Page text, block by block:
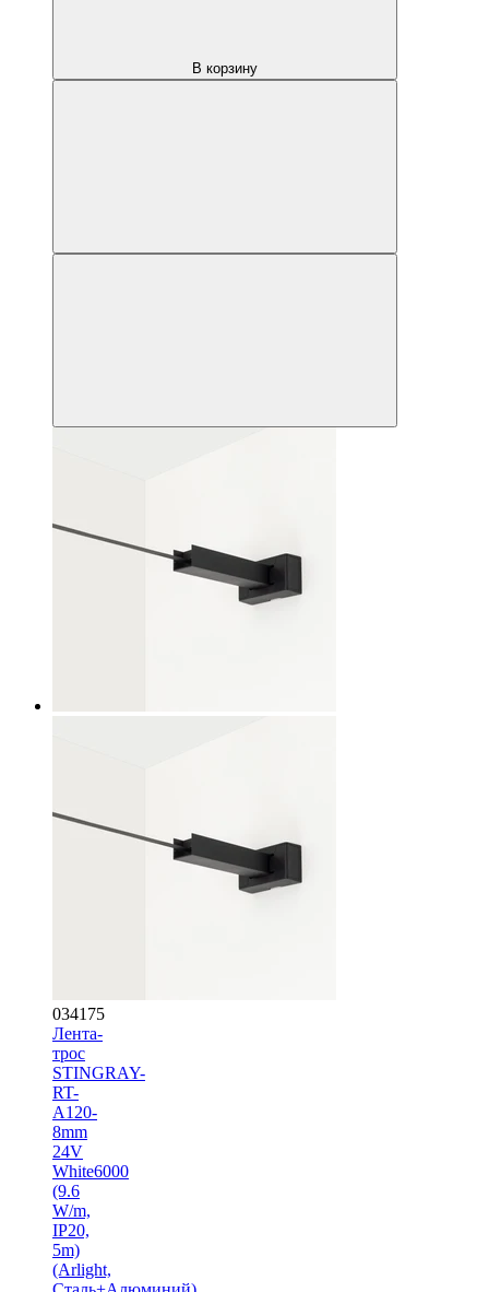
В корзину
034175
Лента-
трос
STINGRAY-
RT-
A120-
8mm
24V
White6000
(9.6
W/m,
IP20,
5m)
(Arlight,